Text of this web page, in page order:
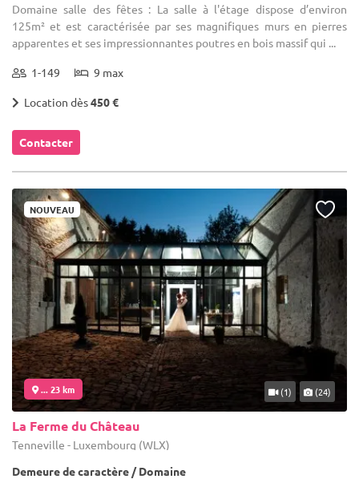
Domaine salle des fêtes : La salle à l'étage dispose d’environ
125m² et est caractérisée par ses magnifiques murs en pierres
apparentes et ses impressionnantes poutres en bois massif qui ...
1-149 9 max
Location dès450 €
Contacter
NOUVEAU
... 23 km (1) (24)
La Ferme du Château
Tenneville - Luxembourg (WLX)
Demeure de caractère / Domaine